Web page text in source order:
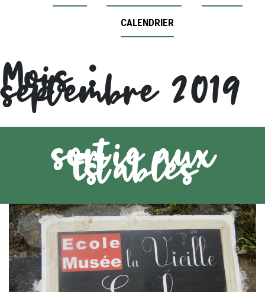
CALENDRIER
Mois :
septembre 2019
sortie aux
Estables